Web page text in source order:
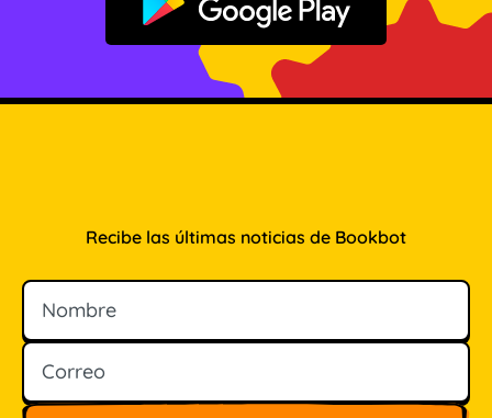
Disponible en Google Play
Recibe las últimas noticias de Bookbot
Nombre
Correo